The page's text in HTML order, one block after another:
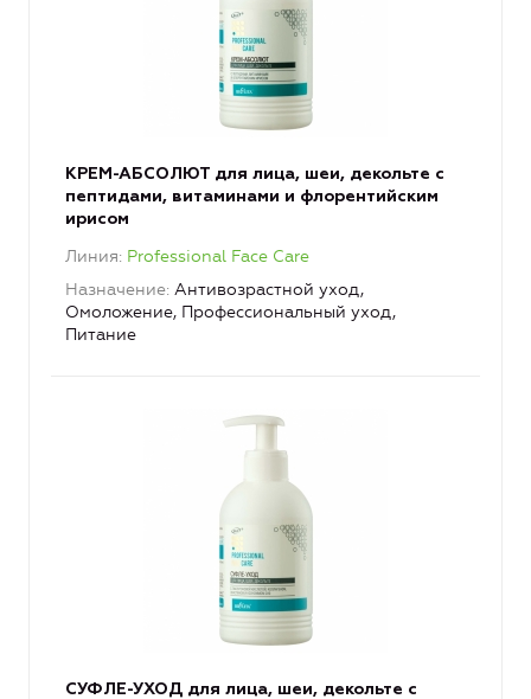
КРЕМ-АБСОЛЮТ для лица, шеи, декольте с
пептидами, витаминами и флорентийским
ирисом
Линия Professional Face Care
Назначение Антивозрастной уход,
Омоложение, Профессиональный уход,
Питание
СУФЛЕ-УХОД для лица, шеи, декольте с